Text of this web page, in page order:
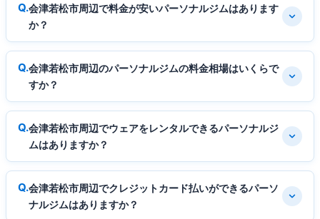
会津若松市周辺で料金が安いパーソナルジムはあります
か？
会津若松市周辺のパーソナルジムの料金相場はいくらで
すか？
会津若松市周辺でウェアをレンタルできるパーソナルジ
ムはありますか？
会津若松市周辺でクレジットカード払いができるパーソ
ナルジムはありますか？